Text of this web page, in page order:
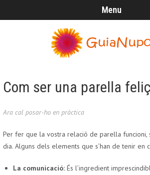
Menu
Com ser una parella feliç
Ara cal posar-ho en pràctica
Per fer que la vostra relació de parella funcioni,
dia. Alguns dels elements que s’han de tenir en
La comunicació: És l’ingredient